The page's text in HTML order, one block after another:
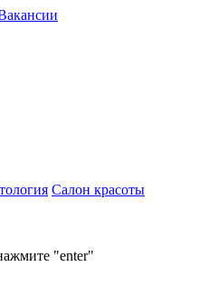
Салон красоты
"enter"